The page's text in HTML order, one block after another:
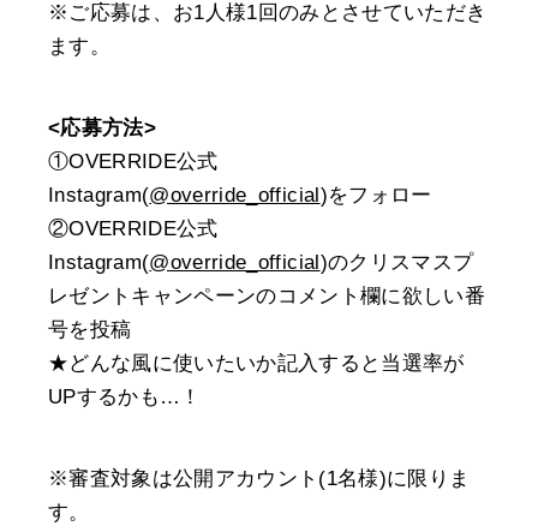
※ご応募は、お1人様1回のみとさせていただき
ます。
<応募方法>
①OVERRIDE公式
Instagram(@override_official )をフォロー
②OVERRIDE公式
Instagram(@override_official )のクリスマスプ
レゼントキャンペーンのコメント欄に欲しい番
号を投稿
★どんな風に使いたいか記入すると当選率が
UPするかも…！
※審査対象は公開アカウント(1名様)に限りま
す。